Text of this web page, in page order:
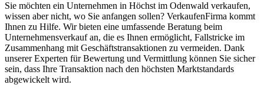
Sie möchten ein Unternehmen in Höchst im Odenwald verkaufen,
wissen aber nicht, wo Sie anfangen sollen? VerkaufenFirma kommt
Ihnen zu Hilfe. Wir bieten eine umfassende Beratung beim
Unternehmensverkauf an, die es Ihnen ermöglicht, Fallstricke im
Zusammenhang mit Geschäftstransaktionen zu vermeiden. Dank
unserer Experten für Bewertung und Vermittlung können Sie sicher
sein, dass Ihre Transaktion nach den höchsten Marktstandards
abgewickelt wird.